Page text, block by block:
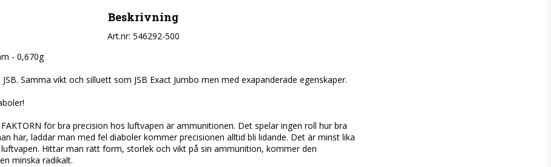
Beskrivning
Art.nr: 546292-500
- 0,670g
Samma vikt och silluett som JSB Exact Jumbo men med exapanderade egenskaper.
FAKTORN för bra precision hos luftvapen är ammunitionen. Det spelar ingen roll hur bra
har, laddar man med fel diaboler kommer precisionen alltid bli lidande. Det är minst lika
Hittar man rätt form, storlek och vikt på sin ammunition, kommer den
minska radikalt.